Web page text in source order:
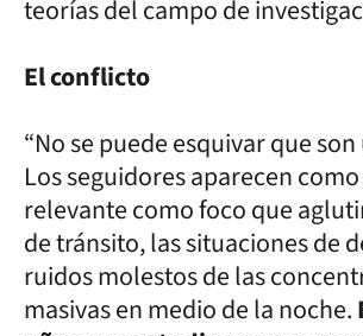
teorías del campo de
El conflicto
“No se puede esquivar que
Los seguidores aparecen
relevante como foco que
de tránsito, las situaciones de
ruidos molestos de las
masivas en medio de la noche.